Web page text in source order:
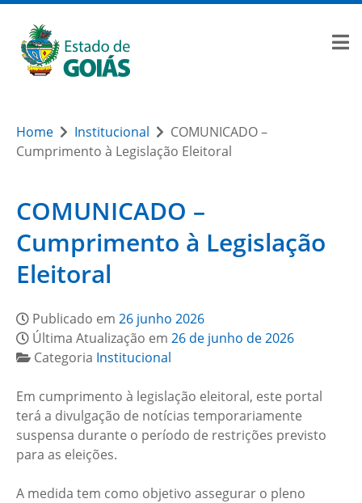
Home Institucional
COMUNICADO –
Cumprimento à Legislação Eleitoral
COMUNICADO –
Cumprimento à Legislação
Eleitoral
Publicado em 26 junho 2026
Última Atualização em 26 de junho de 2026
Categoria Institucional
Em cumprimento à legislação eleitoral, este portal
terá a divulgação de notícias temporariamente
suspensa durante o período de restrições previsto
para as eleições.
A medida tem como objetivo assegurar o pleno